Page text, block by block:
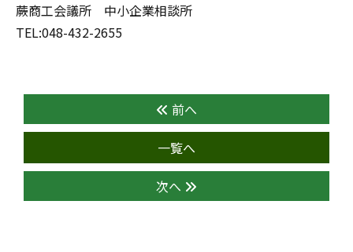
蕨商工会議所 中小企業相談所
TEL:048-432-2655
前へ
一覧へ
次へ